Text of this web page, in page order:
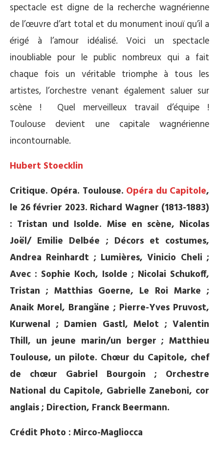
spectacle est digne de la recherche wagnérienne
de l’œuvre d’art total et du monument inouï qu’il a
érigé à l’amour idéalisé. Voici un spectacle
inoubliable pour le public nombreux qui a fait
chaque fois un véritable triomphe à tous les
artistes, l’orchestre venant également saluer sur
scène ! Quel merveilleux travail d’équipe !
Toulouse devient une capitale wagnérienne
incontournable.
Hubert Stoecklin
Critique. Opéra. Toulouse. Opéra du Capitole,
le 26 février 2023. Richard Wagner (1813-1883)
: Tristan und Isolde. Mise en scène, Nicolas
Joël/ Emilie Delbée ; Décors et costumes,
Andrea Reinhardt ; Lumières, Vinicio Cheli ;
Avec : Sophie Koch, Isolde ; Nicolai Schukoff,
Tristan ; Matthias Goerne, Le Roi Marke ;
Anaik Morel, Brangäne ; Pierre-Yves Pruvost,
Kurwenal ; Damien Gastl, Melot ; Valentin
Thill, un jeune marin/un berger ; Matthieu
Toulouse, un pilote. Chœur du Capitole, chef
de chœur Gabriel Bourgoin ; Orchestre
National du Capitole, Gabrielle Zaneboni, cor
anglais ; Direction, Franck Beermann.
Crédit Photo : Mirco-Magliocca